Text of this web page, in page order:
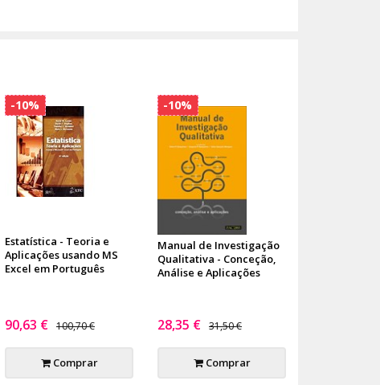
Estatística - Teoria e
Aplicações usando MS
Excel em Português
90,63 € 100,70 €
Comprar
-10%
Manual de Investigação
Qualitativa - Conceção,
Análise e Aplicações
28,35 € 31,50 €
Comprar
-10%